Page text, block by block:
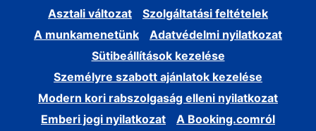
Asztali változat
Szolgáltatási feltételek
A munkamenetünk
Adatvédelmi nyilatkozat
Sütibeállítások kezelése
Személyre szabott ajánlatok kezelése
Modern kori rabszolgaság elleni nyilatkozat
Emberi jogi nyilatkozat
A Booking.comról